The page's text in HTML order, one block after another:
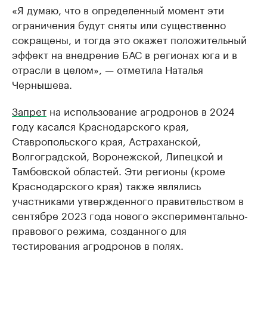
«Я думаю, что в определенный момент эти
ограничения будут сняты или существенно
сокращены, и тогда это окажет положительный
эффект на внедрение БАС в регионах юга и в
отрасли в целом», — отметила Наталья
Чернышева.
Запрет на использование агродронов в 2024
году касался Краснодарского края,
Ставропольского края, Астраханской,
Волгоградской, Воронежской, Липецкой и
Тамбовской областей. Эти регионы (кроме
Краснодарского края) также являлись
участниками утвержденного правительством в
сентябре 2023 года нового экспериментально-
правового режима, созданного для
тестирования агродронов в полях.